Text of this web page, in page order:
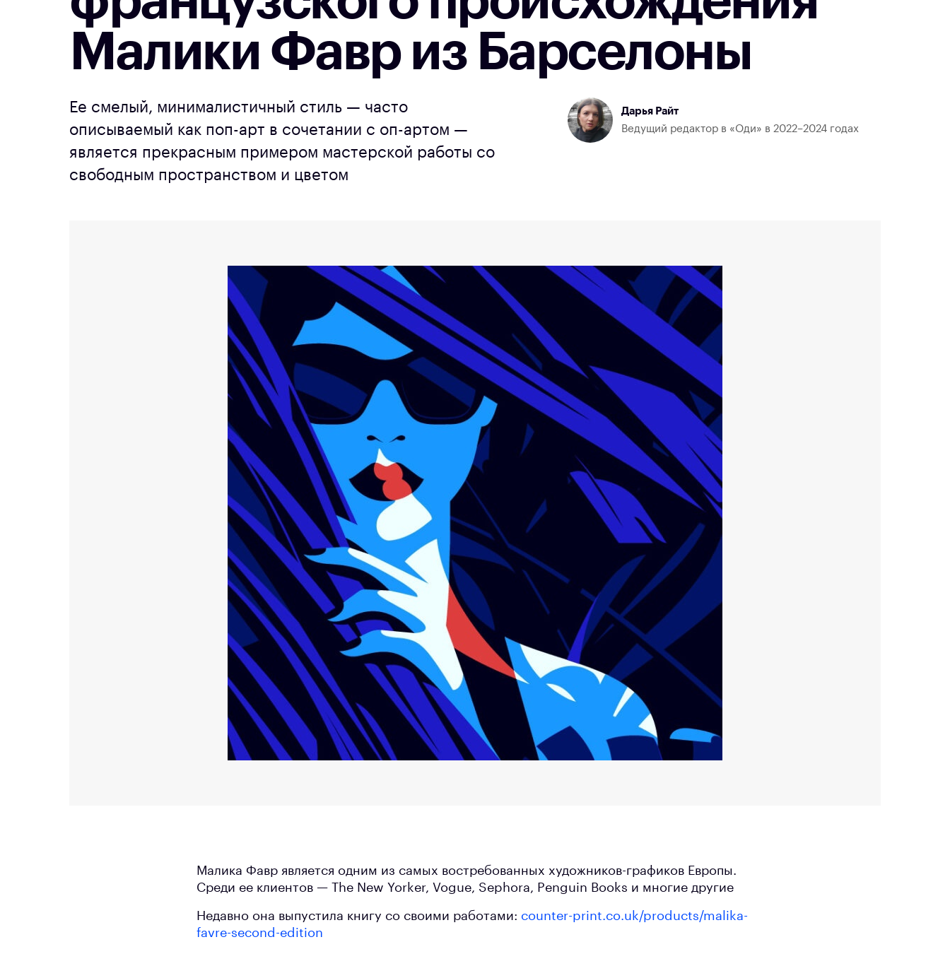
Малики Фавр из Барселоны
Ее смелый, минималистичный стиль — часто
описываемый как поп-арт в сочетании с оп-артом —
является прекрасным примером мастерской работы со
свободным пространством и цветом
Дарья Райт
Ведущий редактор в «Оди» в 2022–2024 годах
Малика Фавр является одним из самых востребованных художников-графиков Европы.
Среди ее клиентов — The New Yorker, Vogue, Sephora, Penguin Books и многие другие
Недавно она выпустила книгу со своими работами: counter-print.co.uk/products/malika-
favre-second-edition